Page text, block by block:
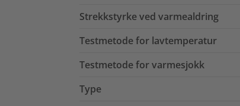
Strekkstyrke ved varmealdring
Testmetode for lavtemperatur
Testmetode for varmesjokk
Type